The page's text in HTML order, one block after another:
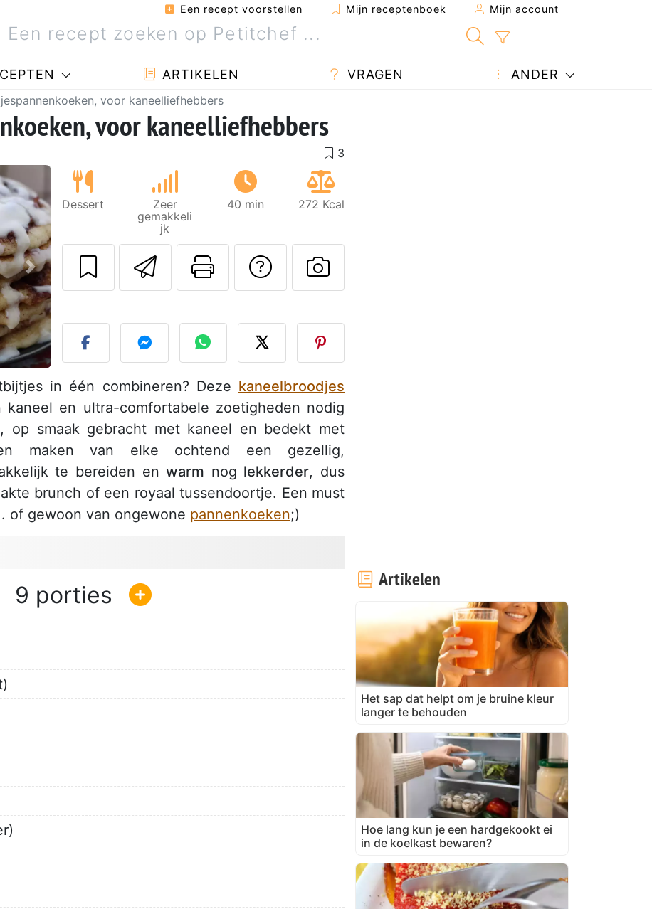
Een recept voorstellen Mijn receptenboek Mijn account
ARTIKELEN VRAGEN ANDER
voor kaneelliefhebbers
voor kaneelliefhebbers
Volgende
Dessert
Zeer
gemakkeli
jk
40 min 272 Kcal
Stuur dit recept naar een vriend
Print deze pagina
Stel een vraag auteur
Plaats je foto van dit recept
in één combineren? Deze kaneelbroodjes
en ultra-comfortabele zoetigheden nodig
, op smaak gebracht met kaneel en bedekt met
en maken van elke ochtend een gezellig,
te bereiden enwarm nog lekkerder, dus
brunch of een royaal tussendoortje. Een must
of gewoon van ongewone pannenkoeken;)
9
Artikelen
Het sap dat helpt om je bruine kleur
langer te behouden
Hoe lang kun je een hardgekookt ei
in de koelkast bewaren?